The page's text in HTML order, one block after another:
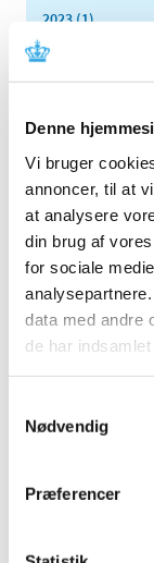
Denne
Vi bruger
annoncer, til at
at analysere
din brug af
for sociale
data med andre
de har
Nødvendig
Præferencer
2023 (1)
2022 (2)
2020 (1)
2018 (4)
2017 (2)
juni (1)
marts (1)
2016 (2)
2015 (2)
2014 (3)
2013 (4)
2012 (2)
2008 (2)